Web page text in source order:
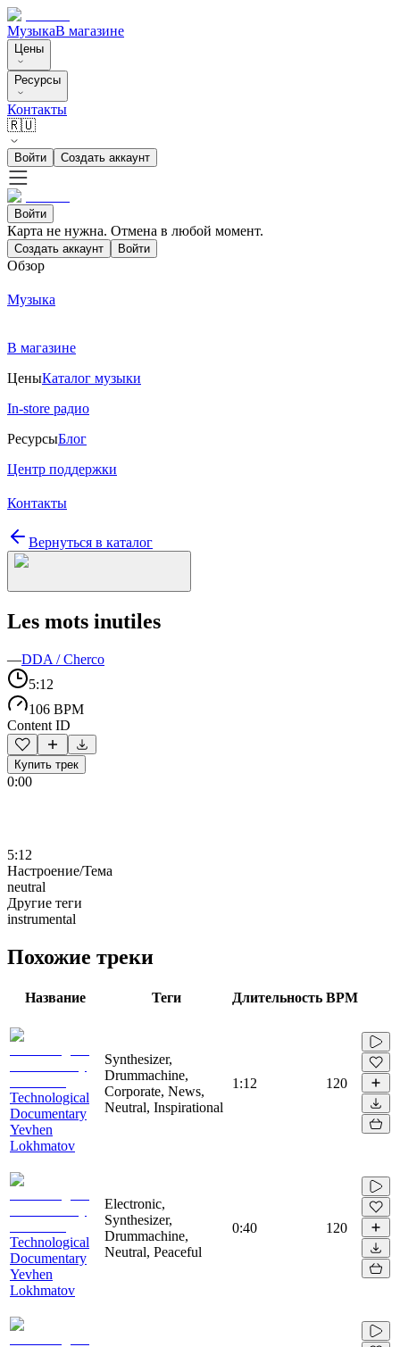
МузыкаВ магазине
Цены
Ресурсы
Контакты
🇷🇺
Войти Создать аккаунт
Войти
Карта не нужна. Отмена в любой момент.
Создать аккаунт Войти
Обзор
Музыка
В магазине
ЦеныКаталог музыки
In-store радио
РесурсыБлог
Центр поддержки
Контакты
Вернуться в каталог
Les mots inutiles
—DDA / Cherco
5:12
106 BPM
Content ID
Купить трек
0:00
5:12
Настроение/Тема
neutral
Другие теги
instrumental
Похожие треки
Название Теги Длительность BPM
Technological
Documentary
Yevhen
Lokhmatov
Synthesizer,
Drummachine,
Corporate, News,
Neutral, Inspirational
1:12 120
Technological
Documentary
Yevhen
Lokhmatov
Electronic,
Synthesizer,
Drummachine,
Neutral, Peaceful
0:40 120